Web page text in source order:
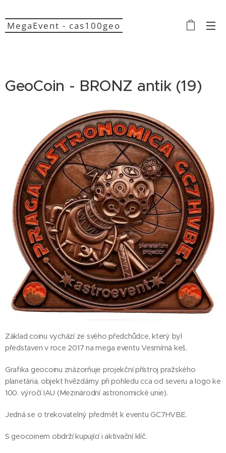
MegaEvent - cas100geo
GeoCoin - BRONZ antik (19)
Základ coinu vychází ze svého předchůdce, který byl
představen v roce 2017 na mega eventu Vesmírná keš.
Grafika geocoinu znázorňuje projekční přístroj pražského
planetária, objekt hvězdárny při pohledu cca od severu a logo ke
100. výročí IAU (Mezinárodní astronomické unie).
Jedná se o trekovatelný předmět k eventu GC7HVBE.
S geocoinem obdrží kupující i aktivační klíč.